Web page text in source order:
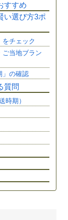
すすめ
い選び方3ポ
チェック
ご当地ブラン
」の確認
質問
時期）